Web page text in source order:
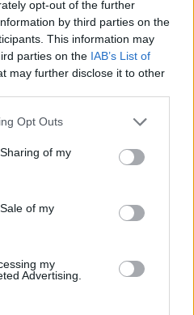
opt-out of the further
by third parties on the
This information may
parties on the IAB’s List of
may further disclose it to other
app uses one or more Google
behaviour. You may click to
and its third-party tags to
purposes in below Google
Opt Outs
of my
of my
my
Advertising.